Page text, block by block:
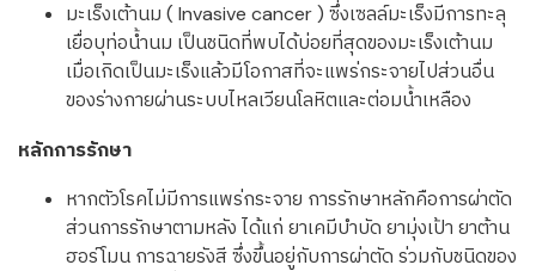
มะเร็งเต้านม ( Invasive cancer ) ซึ่งเซลล์มะเร็งมีการทะลุ
เยื่อบุท่อน้ำนม เป็นชนิดที่พบได้บ่อยที่สุดของมะเร็งเต้านม
เมื่อเกิดเป็นมะเร็งแล้วมีโอกาสที่จะแพร่กระจายไปส่วนอื่น
ของร่างกายผ่านระบบไหลเวียนโลหิตและต่อมน้ำเหลือง
หลักการรักษา
หากตัวโรคไม่มีการแพร่กระจาย การรักษาหลักคือการผ่าตัด
ส่วนการรักษาตามหลัง ได้แก่ ยาเคมีบำบัด ยามุ่งเป้า ยาต้าน
ฮอร์โมน การฉายรังสี ซึ่งขึ้นอยู่กับการผ่าตัด ร่วมกับชนิดของ